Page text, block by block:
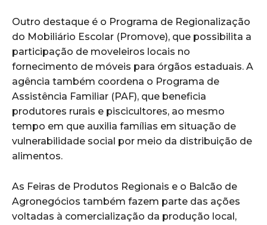
Outro destaque é o Programa de Regionalização
do Mobiliário Escolar (Promove), que possibilita a
participação de moveleiros locais no
fornecimento de móveis para órgãos estaduais. A
agência também coordena o Programa de
Assistência Familiar (PAF), que beneficia
produtores rurais e piscicultores, ao mesmo
tempo em que auxilia famílias em situação de
vulnerabilidade social por meio da distribuição de
alimentos.
As Feiras de Produtos Regionais e o Balcão de
Agronegócios também fazem parte das ações
voltadas à comercialização da produção local,